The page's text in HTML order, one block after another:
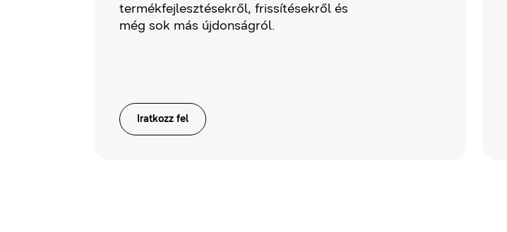
termékfejlesztésekről, frissítésekről és
még sok más újdonságról.
Iratkozz fel